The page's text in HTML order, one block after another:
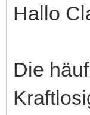
Hallo
Die